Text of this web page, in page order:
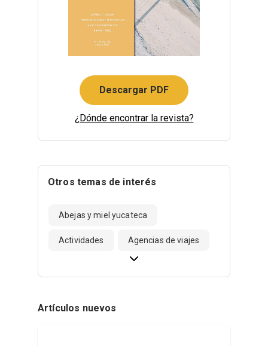
Descargar PDF
¿Dónde encontrar la revista?
Otros temas de interés
Abejas y miel yucateca
Actividades Agencias de viajes
Artículos nuevos